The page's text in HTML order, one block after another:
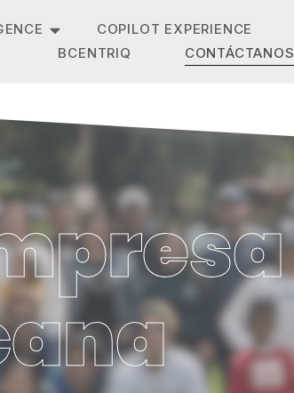
COPILOT EXPERIENCE
BCENTRIQ
CONTÁCTANOS